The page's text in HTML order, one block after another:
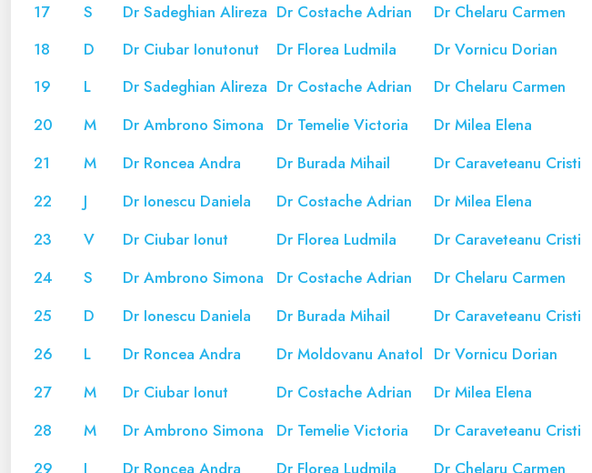
17
S Dr Sadeghian Alireza Dr Costache Adrian Dr Chelaru Carmen
18
D Dr Ciubar Ionutonut Dr Florea Ludmila Dr Vornicu Dorian
19
L Dr Sadeghian Alireza Dr Costache Adrian Dr Chelaru Carmen
20
M Dr Ambrono Simona Dr Temelie Victoria Dr Milea Elena
21
M Dr Roncea Andra Dr Burada Mihail Dr Caraveteanu Cristi
22
J Dr Ionescu Daniela Dr Costache Adrian Dr Milea Elena
23
V Dr Ciubar Ionut Dr Florea Ludmila Dr Caraveteanu Cristi
24
S Dr Ambrono Simona Dr Costache Adrian Dr Chelaru Carmen
25
D Dr Ionescu Daniela Dr Burada Mihail Dr Caraveteanu Cristi
26
L Dr Roncea Andra Dr Moldovanu Anatol Dr Vornicu Dorian
27
M Dr Ciubar Ionut Dr Costache Adrian Dr Milea Elena
28
M Dr Ambrono Simona Dr Temelie Victoria Dr Caraveteanu Cristi
29
J Dr Roncea Andra Dr Florea Ludmila Dr Chelaru Carmen